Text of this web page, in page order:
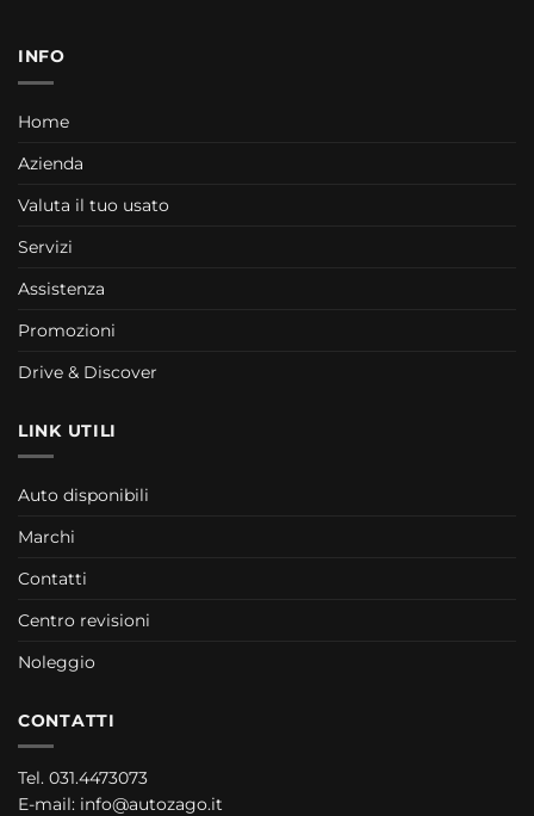
INFO
Home
Azienda
Valuta il tuo usato
Servizi
Assistenza
Promozioni
Drive & Discover
LINK UTILI
Auto disponibili
Marchi
Contatti
Centro revisioni
Noleggio
CONTATTI
Tel. 031.4473073
E-mail: info@autozago.it